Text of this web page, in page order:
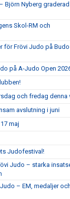
Björn Nyberg
Skol-RM och
för Frövi Judo på Budo
på A-Judo Open
och fredag denna
avslutning i juni
maj
Judofestival!
Judo – starka
– EM, medaljer